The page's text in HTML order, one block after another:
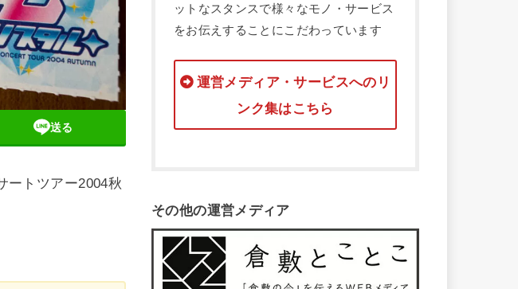
送る
ートツアー2004秋
ットなスタンスで様々なモノ・サービス
をお伝えすることにこだわっています
運営メディア・サービスへのリ
ンク集はこちら
その他の運営メディア